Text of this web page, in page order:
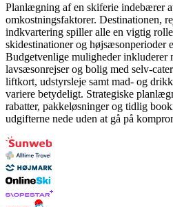
Planlægning af en skiferie indebærer
omkostningsfaktorer. Destinationen,
indkvartering spiller alle en vigtig
skidestinationer og højsæsonperioder
Budgetvenlige muligheder inkluderer
lavsæsonrejser og bolig med selv-
liftkort, udstyrsleje samt mad- og
variere betydeligt. Strategiske
rabatter, pakkeløsninger og tidlig
udgifterne nede uden at gå på